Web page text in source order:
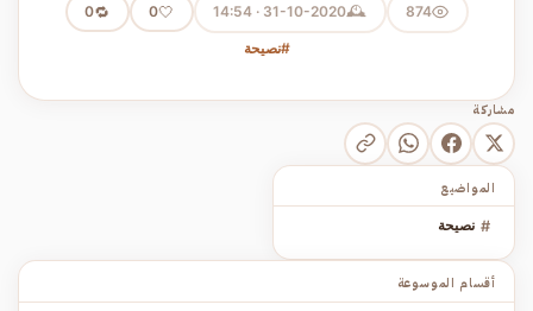
874
🕰️
31-10-2020 · 14:54
🤍
0
🔁
0
#نصيحة
مشاركة
المواضيع
# نصيحة
أقسام الموسوعة